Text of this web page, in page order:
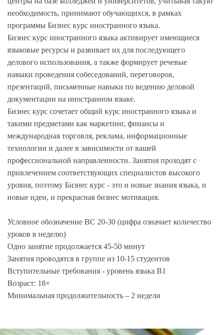
необходимость, принимают обучающихся, в рамках
программы Бизнес курс иностранного языка.
Бизнес курс иностранного языка активирует имеющиеся
языковые ресурсы и развивает их для последующего
делового использования, а также формирует речевые
навыки проведения собеседований, переговоров,
презентаций, письменные навыки по ведению деловой
документации на иностранном языке.
Бизнес курс сочетает общий курс иностранного языка и
такими предметами как маркетинг, финансы и
международная торговля, реклама, информационные
технологии и далее в зависимости от вашей
профессиональной направленности. Занятия проходят с
привлечением соответствующих специалистов высокого
уровня, поэтому Бизнес курс - это и новые знания языка, и
новые идеи, и прекрасная бизнес мотивация.
Условное обозначение BC 20-30 (цифра означает количество
уроков в неделю)
Одно занятие продолжается 45-50 минут
Занятия проводятся в группе из 10-15 студентов
Вступительные требования - уровень языка B1
Возраст: 18+
Минимальная продолжительность – 2 недели